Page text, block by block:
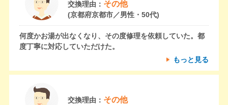
交換理由： その他
(京都府京都市／男性・50代)
何度かお湯が出なくなり、その度修理を依頼していた。都
度丁寧に対応していただけた。
もっと見る
交換理由： その他